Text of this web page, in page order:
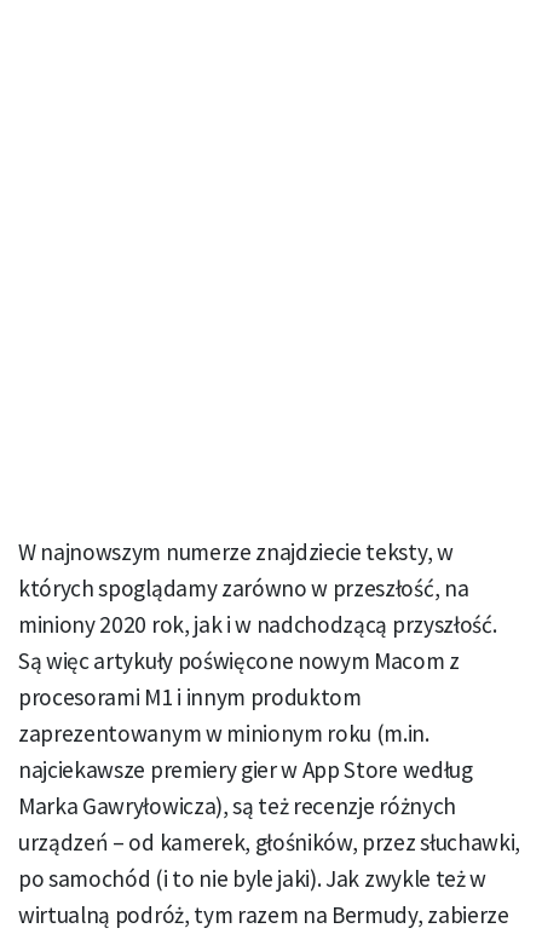
W najnowszym numerze znajdziecie teksty, w
których spoglądamy zarówno w przeszłość, na
miniony 2020 rok, jak i w nadchodzącą przyszłość.
Są więc artykuły poświęcone nowym Macom z
procesorami M1 i innym produktom
zaprezentowanym w minionym roku (m.in.
najciekawsze premiery gier w App Store według
Marka Gawryłowicza), są też recenzje różnych
urządzeń – od kamerek, głośników, przez słuchawki,
po samochód (i to nie byle jaki). Jak zwykle też w
wirtualną podróż, tym razem na Bermudy, zabierze